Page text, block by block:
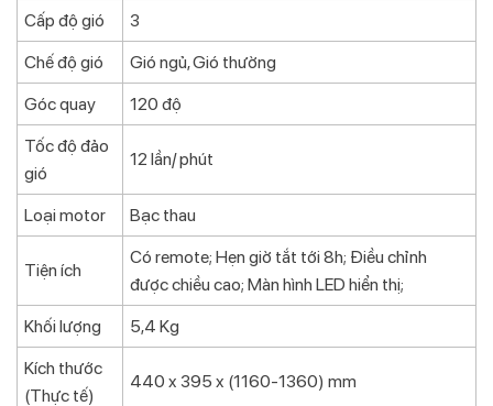
Cấp độ gió
3
Chế độ gió
Gió ngủ, Gió thường
Góc quay
120 độ
Tốc độ đảo
gió
12 lần/ phút
Loại motor Bạc thau
Tiện ích
Có remote; Hẹn giờ tắt tới 8h; Điều chỉnh
được chiều cao; Màn hình LED hiển thị;
Khối lượng
5,4 Kg
Kích thước
(Thực tế)
440 x 395 x (1160-1360) mm